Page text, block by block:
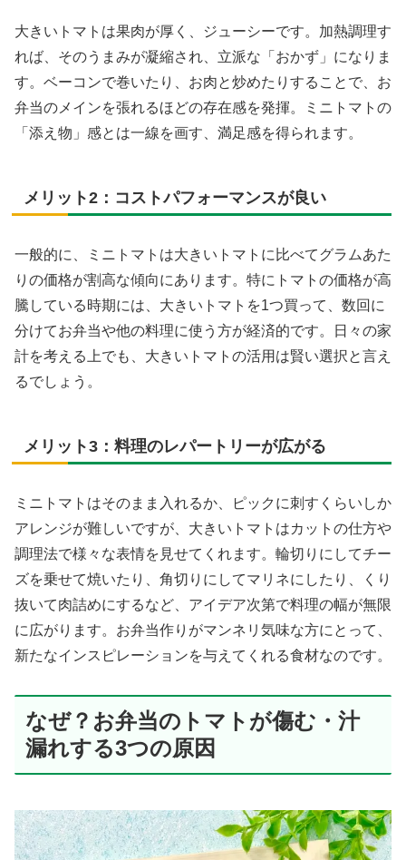
大きいトマトは果肉が厚く、ジューシーです。加熱調理す
れば、そのうまみが凝縮され、立派な「おかず」になりま
す。ベーコンで巻いたり、お肉と炒めたりすることで、お
弁当のメインを張れるほどの存在感を発揮。ミニトマトの
「添え物」感とは一線を画す、満足感を得られます。
メリット2：コストパフォーマンスが良い
一般的に、ミニトマトは大きいトマトに比べてグラムあた
りの価格が割高な傾向にあります。特にトマトの価格が高
騰している時期には、大きいトマトを1つ買って、数回に
分けてお弁当や他の料理に使う方が経済的です。日々の家
計を考える上でも、大きいトマトの活用は賢い選択と言え
るでしょう。
メリット3：料理のレパートリーが広がる
ミニトマトはそのまま入れるか、ピックに刺すくらいしか
アレンジが難しいですが、大きいトマトはカットの仕方や
調理法で様々な表情を見せてくれます。輪切りにしてチー
ズを乗せて焼いたり、角切りにしてマリネにしたり、くり
抜いて肉詰めにするなど、アイデア次第で料理の幅が無限
に広がります。お弁当作りがマンネリ気味な方にとって、
新たなインスピレーションを与えてくれる食材なのです。
なぜ？お弁当のトマトが傷む・汁
漏れする3つの原因